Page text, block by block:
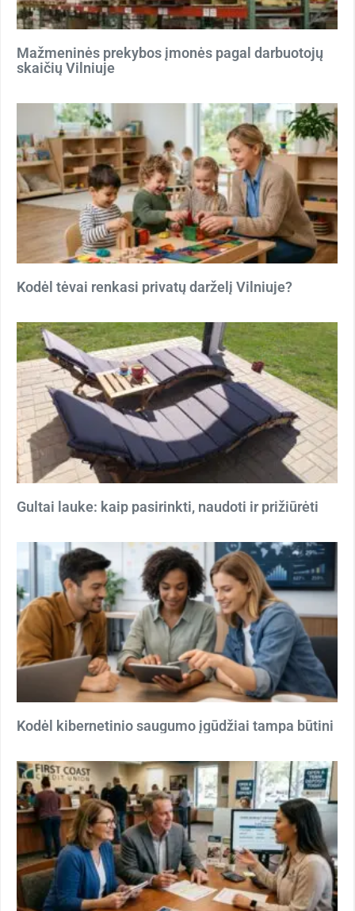
Mažmeninės prekybos įmonės pagal darbuotojų
skaičių Vilniuje
Kodėl tėvai renkasi privatų darželį Vilniuje?
Gultai lauke: kaip pasirinkti, naudoti ir prižiūrėti
Kodėl kibernetinio saugumo įgūdžiai tampa būtini